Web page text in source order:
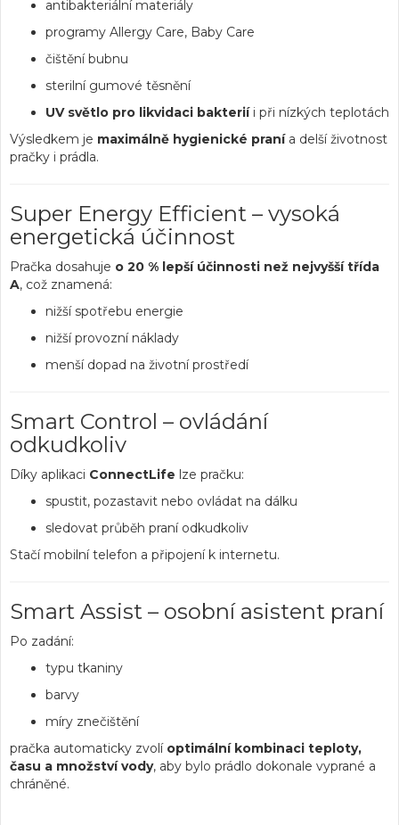
antibakteriální materiály
programy Allergy Care, Baby Care
čištění bubnu
sterilní gumové těsnění
UV světlo pro likvidaci bakteriíi při nízkých teplotách
Výsledkem je maximálně hygienické pranía delší životnost
pračky i prádla.
Super Energy Efficient – vysoká
energetická účinnost
Pračka dosahuje o 20 % lepší účinnosti než nejvyšší třída
A, což znamená:
nižší spotřebu energie
nižší provozní náklady
menší dopad na životní prostředí
Smart Control – ovládání
odkudkoliv
Díky aplikaci ConnectLife lze pračku:
spustit, pozastavit nebo ovládat na dálku
sledovat průběh praní odkudkoliv
Stačí mobilní telefon a připojení k internetu.
Smart Assist – osobní asistent praní
Po zadání:
typu tkaniny
barvy
míry znečištění
pračka automaticky zvolí optimální kombinaci teploty,
času a množství vody, aby bylo prádlo dokonale vyprané a
chráněné.